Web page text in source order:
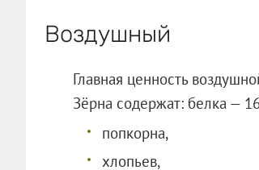
Воздушный
Главная ценность
Зёрна содержат: белка —
попкорна,
хлопьев,